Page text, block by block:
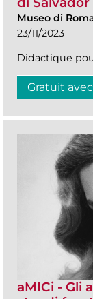
Museo di
23/11/2023
Didactique
Gratuit
aMICi - Gli